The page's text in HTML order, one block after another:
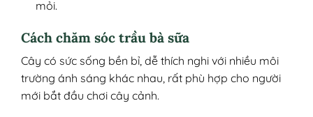
mỏi.
Cách chăm sóc trầu bà sữa
Cây có sức sống bền bỉ, dễ thích nghi với nhiều môi
trường ánh sáng khác nhau, rất phù hợp cho người
mới bắt đầu chơi cây cảnh.